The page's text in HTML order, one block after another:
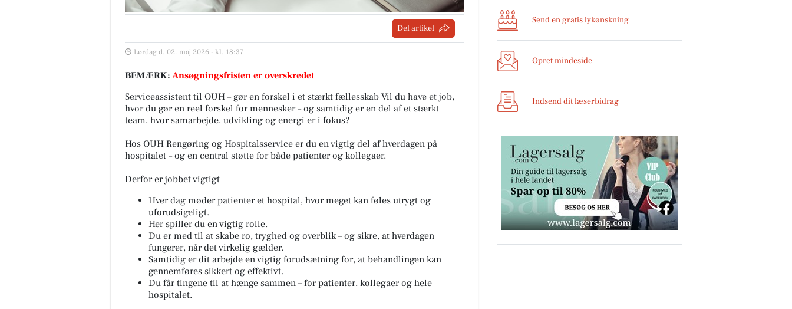
Del artikel
Lørdag d. 02. maj 2026 - kl. 18:37
BEMÆRK: Ansøgningsfristen er overskredet
Serviceassistent til OUH – gør en forskel i et stærkt fællesskab Vil du have et job,
hvor du gør en reel forskel for mennesker – og samtidig er en del af et stærkt
team, hvor samarbejde, udvikling og energi er i fokus?
Hos OUH Rengøring og Hospitalsservice er du en vigtig del af hverdagen på
hospitalet – og en central støtte for både patienter og kollegaer.
Derfor er jobbet vigtigt
Hver dag møder patienter et hospital, hvor meget kan føles utrygt og
uforudsigeligt.
Her spiller du en vigtig rolle.
Du er med til at skabe ro, tryghed og overblik – og sikre, at hverdagen
fungerer, når det virkelig gælder.
Samtidig er dit arbejde en vigtig forudsætning for, at behandlingen kan
gennemføres sikkert og effektivt.
Du får tingene til at hænge sammen – for patienter, kollegaer og hele
hospitalet.
Send en gratis lykønskning
Opret mindeside
Indsend dit læserbidrag